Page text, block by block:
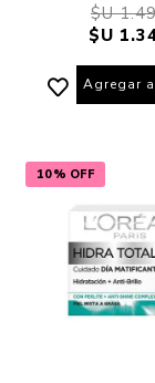
$U
$U
Agregar
10% OFF